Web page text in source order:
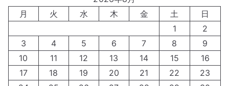
月
火 水 木 金 土
日
1
2
3
4 5 6 7 8
9
10
11 12 13 14 15
16
17
18 19 20 21 22
23